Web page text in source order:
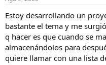
n
i
c
i
o
Estoy desarrollando un
bastante el tema y me
q hacer es que cuando se
almacenándolos para
quiere llamar con una lista